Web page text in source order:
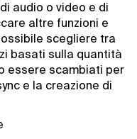
audio o video e di
altre funzioni e
scegliere tra
basati sulla quantità
essere scambiati per
e la creazione di